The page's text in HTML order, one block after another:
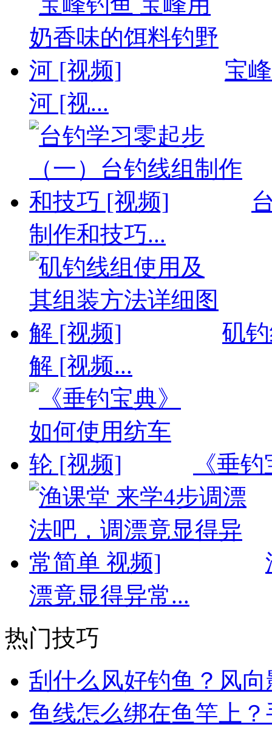
宝
河 [视...
制作和技巧...
矶
解 [视频...
《垂
漂竟显得异常...
热门技巧
刮什么风好钓鱼？风
鱼线怎么绑在鱼竿上